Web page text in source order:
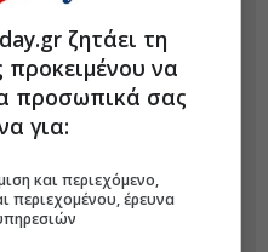
ζητάει τη
να
προσωπικά σας
για:
και περιεχόμενο,
περιεχομένου, έρευνα